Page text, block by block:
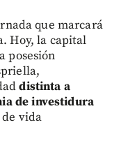
que marcará
Hoy, la capital
posesión
distinta a
de investidura
vida